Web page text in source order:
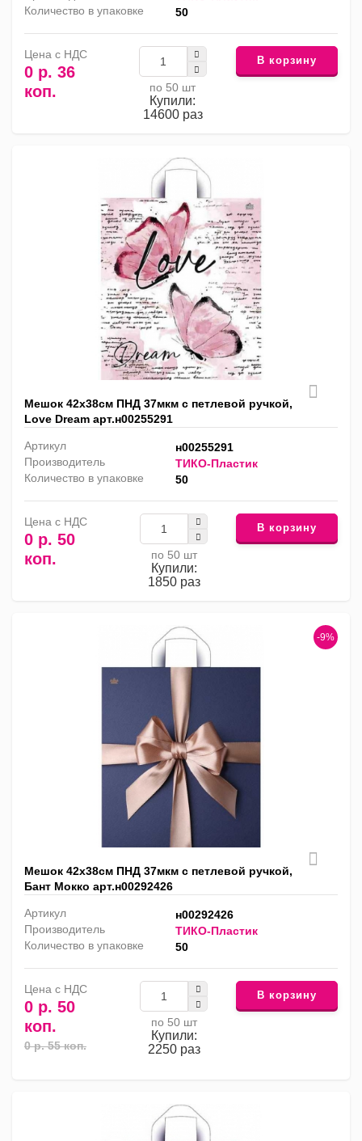
Количество в упаковке
50
Цена с НДС
0 р. 36
коп.
по 50 шт
Купили:
14600 раз
В корзину
Мешок 42х38см ПНД 37мкм с петлевой ручкой,
Love Dream арт.н00255291
Артикул
н00255291
Производитель
ТИКО-Пластик
Количество в упаковке
50
Цена с НДС
0 р. 50
коп.
по 50 шт
Купили:
1850 раз
В корзину
-9%
Мешок 42х38см ПНД 37мкм с петлевой ручкой,
Бант Мокко арт.н00292426
Артикул
н00292426
Производитель
ТИКО-Пластик
Количество в упаковке
50
Цена с НДС
0 р. 50
коп.
0 р. 55 коп.
по 50 шт
Купили:
2250 раз
В корзину